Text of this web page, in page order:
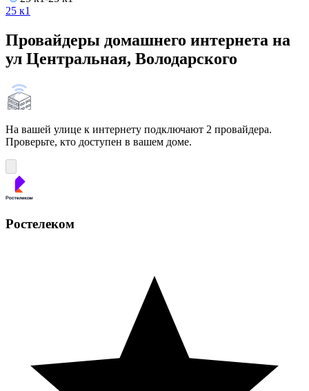
25 к1
Провайдеры домашнего интернета на
ул Центральная, Володарского
На вашей улице к интернету подключают 2 провайдера.
Проверьте, кто доступен в вашем доме.
Ростелеком